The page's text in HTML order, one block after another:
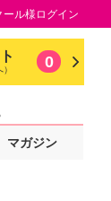
0
マガジン
ール様ログイン